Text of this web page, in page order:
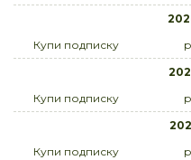
Купи подписку
Купи подписку
Купи подписку